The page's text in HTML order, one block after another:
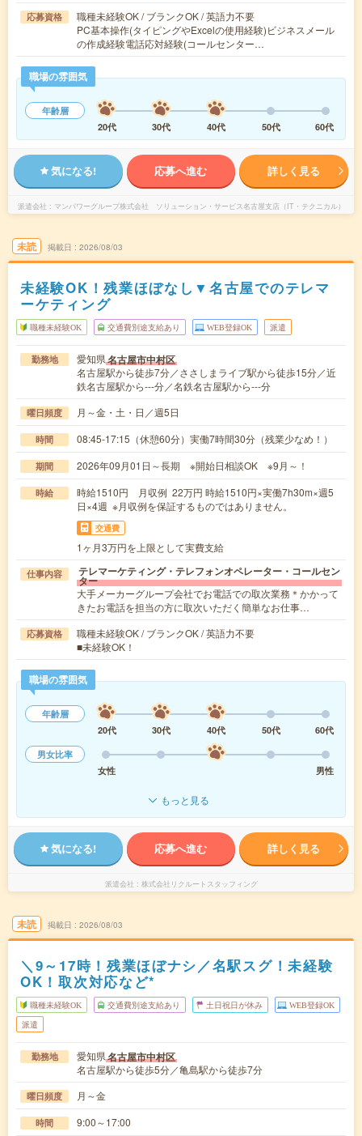
応募資格
職種未経験OK / ブランクOK / 英語力不要
PC基本操作(タイピングやExcelの使用経験)ビジネスメール
の作成経験電話応対経験(コールセンター…
職場の雰囲気
年齢層
20代
30代 40代 50代 60代
気になる! 応募へ進む 詳しく見る
派遣会社 マンパワーグループ株式会社 ソリューション・サービス名古屋支店（IT・テクニカル）
未読 掲載日 2026/08/03
未経験OK！残業ほぼなし▼名古屋でのテレマ
ーケティング
職種未経験OK 交通費別途支給あり WEB登録OK 派遣
勤務地 愛知県名古屋市中村区
名古屋駅から徒歩7分／ささしまライブ駅から徒歩15分／近
鉄名古屋駅から---分／名鉄名古屋駅から---分
曜日頻度 月～金・土・日／週5日
時間 08:45-17:15（休憩60分）実働7時間30分（残業少なめ！）
期間 2026年09月01日～長期 ※開始日相談OK ※9月～！
時給
時給1510円 月収例 22万円 時給1510円×実働7h30m×週5
日×4週 ※月収例を保証するものではありません。
交通費
1ヶ月3万円を上限として実費支給
仕事内容 テレマーケティング・テレフォンオペレーター・コールセン
ター
大手メーカーグループ会社でお電話での取次業務＊かかって
きたお電話を担当の方に取次いただく簡単なお仕事…
応募資格
職種未経験OK / ブランクOK / 英語力不要
■未経験OK！
職場の雰囲気
年齢層
20代
30代 40代 50代
60代
男女比率
女性
男性
もっと見る
気になる! 応募へ進む 詳しく見る
派遣会社 株式会社リクルートスタッフィング
未読 掲載日 2026/08/03
＼9～17時！残業ほぼナシ／名駅スグ！未経験
OK！取次対応など*
職種未経験OK 交通費別途支給あり 土日祝日が休み WEB登録OK
派遣
勤務地 愛知県名古屋市中村区
名古屋駅から徒歩5分／亀島駅から徒歩7分
曜日頻度 月～金
時間 9:00～17:00